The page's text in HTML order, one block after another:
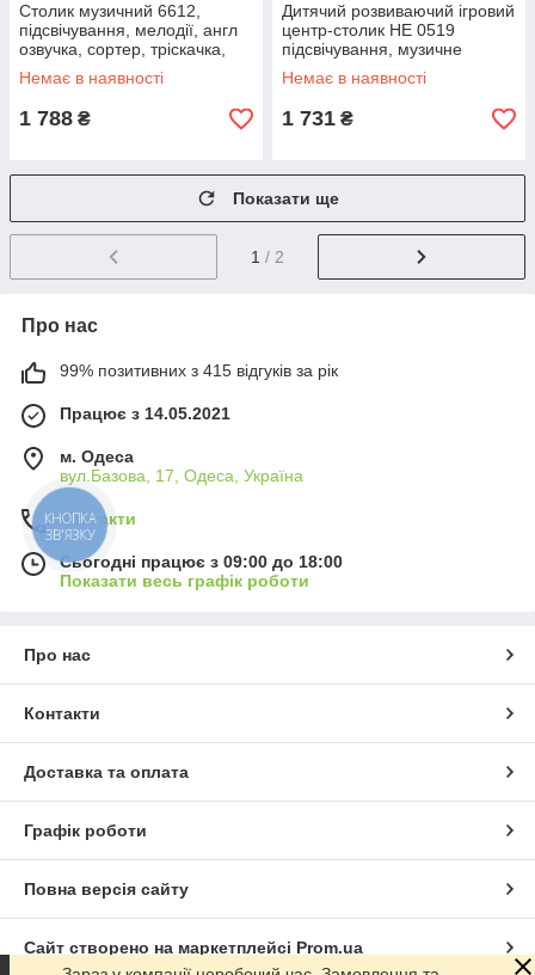
Столик музичний 6612,
підсвічування, мелодії, англ
озвучка, сортер, тріскачка,
пальчиковий лабірнт
Немає в наявності
1 788 ₴
Дитячий розвиваючий ігровий
центр-столик НЕ 0519
підсвічування, музичне
піаніно, гра з кульками
Немає в наявності
1 731 ₴
Показати ще
1 / 2
Про нас
99% позитивних з 415 відгуків за рік
Працює з 14.05.2021
м. Одеса
вул.Базова, 17, Одеса, Україна
Контакти
Сьогодні працює з 09:00 до 18:00
Показати весь графік роботи
Про нас
Контакти
Доставка та оплата
Графік роботи
Повна версія сайту
Сайт створено на маркетплейсі Prom.ua
КНОПКА
ЗВ'ЯЗКУ